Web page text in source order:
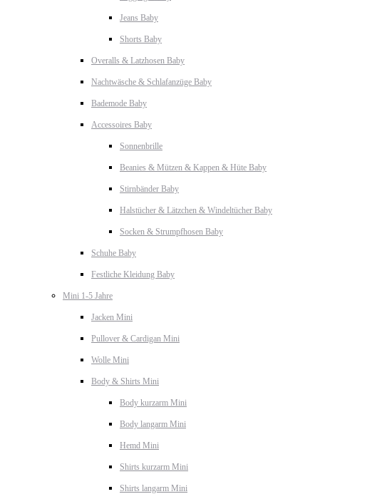
Jeans Baby
Shorts Baby
Overalls & Latzhosen Baby
Nachtwäsche & Schlafanzüge Baby
Bademode Baby
Accessoires Baby
Sonnenbrille
Beanies & Mützen & Kappen & Hüte Baby
Stirnbänder Baby
Halstücher & Lätzchen & Windeltücher Baby
Socken & Strumpfhosen Baby
Schuhe Baby
Festliche Kleidung Baby
Mini 1-5 Jahre
Jacken Mini
Pullover & Cardigan Mini
Wolle Mini
Body & Shirts Mini
Body kurzarm Mini
Body langarm Mini
Hemd Mini
Shirts kurzarm Mini
Shirts langarm Mini